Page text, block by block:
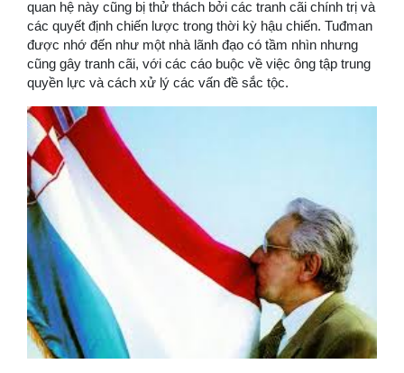
quan hệ này cũng bị thử thách bởi các tranh cãi chính trị và
các quyết định chiến lược trong thời kỳ hậu chiến. Tuđman
được nhớ đến như một nhà lãnh đạo có tầm nhìn nhưng
cũng gây tranh cãi, với các cáo buộc về việc ông tập trung
quyền lực và cách xử lý các vấn đề sắc tộc.